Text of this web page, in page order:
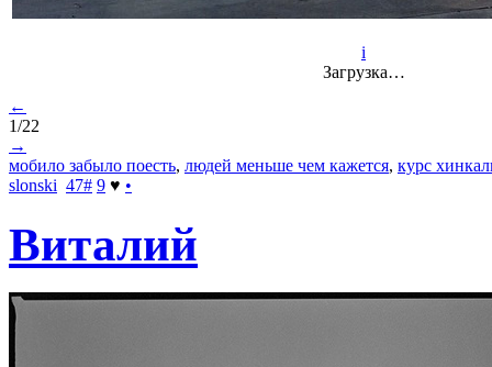
i
Загрузка…
←
1/22
→
мобило забыло поесть, людей меньше чем кажется, курс
slonski 47# 9 ♥ •
Виталий